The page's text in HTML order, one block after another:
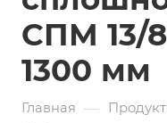
СПМ 13/
1300 мм
Главная —